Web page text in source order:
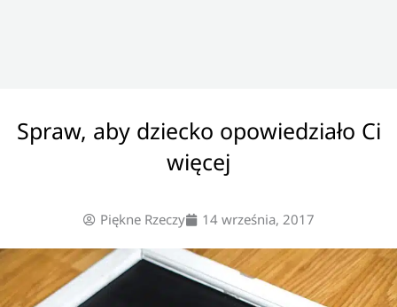
Spraw, aby dziecko opowiedziało Ci
więcej
Piękne Rzeczy 14 września, 2017